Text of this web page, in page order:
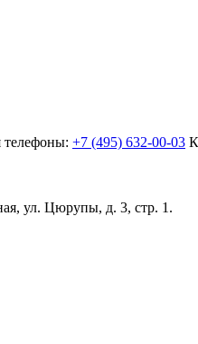
телефоны: +7 (495) 632-00-03
ул. Цюрупы, д. 3, стр. 1.